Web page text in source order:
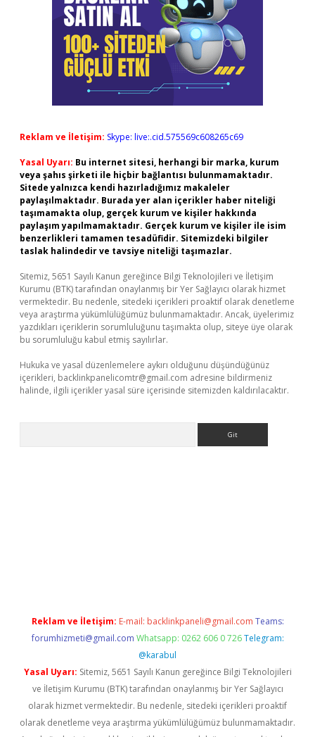
Reklam ve İletişim: Skype: live:.cid.575569c608265c69
Yasal Uyarı: Bu internet sitesi, herhangi bir marka, kurum
veya şahıs şirketi ile hiçbir bağlantısı bulunmamaktadır.
Sitede yalnızca kendi hazırladığımız makaleler
paylaşılmaktadır. Burada yer alan içerikler haber niteliği
taşımamakta olup, gerçek kurum ve kişiler hakkında
paylaşım yapılmamaktadır. Gerçek kurum ve kişiler ile isim
benzerlikleri tamamen tesadüfidir. Sitemizdeki bilgiler
taslak halindedir ve tavsiye niteliği taşımazlar.
Sitemiz, 5651 Sayılı Kanun gereğince Bilgi Teknolojileri ve İletişim
Kurumu (BTK) tarafından onaylanmış bir Yer Sağlayıcı olarak hizmet
vermektedir. Bu nedenle, sitedeki içerikleri proaktif olarak denetleme
veya araştırma yükümlülüğümüz bulunmamaktadır. Ancak, üyelerimiz
yazdıkları içeriklerin sorumluluğunu taşımakta olup, siteye üye olarak
bu sorumluluğu kabul etmiş sayılırlar.
Hukuka ve yasal düzenlemelere aykırı olduğunu düşündüğünüz
içerikleri, backlinkpanelicomtr@gmail.com adresine bildirmeniz
halinde, ilgili içerikler yasal süre içerisinde sitemizden kaldırılacaktır.
Reklam ve İletişim: E-mail: backlinkpaneli@gmail.com Teams:
forumhizmeti@gmail.com Whatsapp: 0262 606 0 726 Telegram:
@karabul
Yasal Uyarı: Sitemiz, 5651 Sayılı Kanun gereğince Bilgi Teknolojileri
ve İletişim Kurumu (BTK) tarafından onaylanmış bir Yer Sağlayıcı
olarak hizmet vermektedir. Bu nedenle, sitedeki içerikleri proaktif
olarak denetleme veya araştırma yükümlülüğümüz bulunmamaktadır.